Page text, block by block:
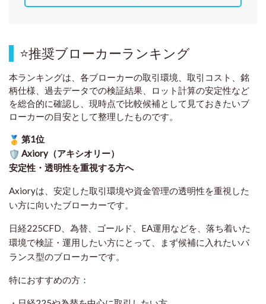
⭐推奨ブローカーランキング
本ランキングは、各ブローカーの取引環境、取引コスト、銘
柄仕様、過去データでの検証結果、ロット計算の安定性など
を総合的に確認し、現時点で比較候補として見ておきたいブ
ローカーの目安として整理したものです。
第1位
Axiory（アキシオリー）
安定性・透明性を重視する方へ
Axioryは、安定した取引環境や資金管理の透明性を重視した
い方に向いたブローカーです。
日経225CFD、為替、ゴールド、EA運用などを、落ち着いた
環境で検証・運用したい方にとって、まず候補に入れたいバ
ランス型のブローカーです。
特におすすめの方：